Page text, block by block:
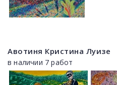
Авотиня Кристина Луизе
в наличии 7 работ